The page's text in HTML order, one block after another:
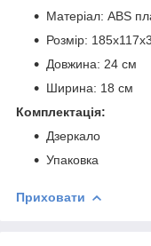
Матеріал: ABS
Розмір:
Довжина: 24 см
Ширина: 18 см
Комплектація:
Дзеркало
Упаковка
Приховати